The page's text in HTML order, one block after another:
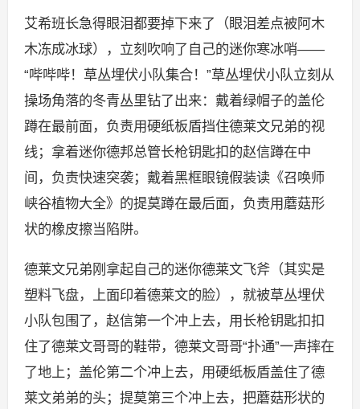
艾希班长急得眼泪都要掉下来了（眼泪差点被阿木
木冻成冰球），立刻吹响了自己的迷你寒冰哨——
“哔哔哔！草丛埋伏小队集合！”草丛埋伏小队立刻从
操场角落的冬青丛里钻了出来：戴着绿帽子的盖伦
蹲在最前面，负责用硬纸板盾挡住德莱文兄弟的视
线；拿着迷你德邦总管长枪钥匙扣的赵信蹲在中
间，负责快速突袭；戴着黑框眼镜假装读《召唤师
峡谷植物大全》的提莫蹲在最后面，负责用蘑菇形
状的橡皮擦当陷阱。
德莱文兄弟刚拿起自己的迷你德莱文飞斧（其实是
塑料飞盘，上面印着德莱文的脸），就被草丛埋伏
小队包围了，赵信第一个冲上去，用长枪钥匙扣扣
住了德莱文哥哥的鞋带，德莱文哥哥“扑通”一声摔在
了地上；盖伦第二个冲上去，用硬纸板盾盖住了德
莱文弟弟的头；提莫第三个冲上去，把蘑菇形状的